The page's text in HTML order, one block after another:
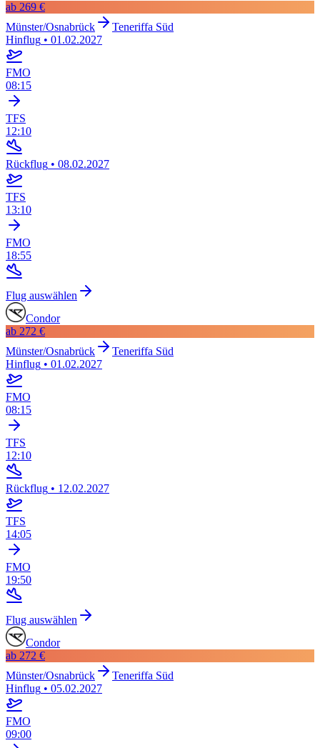
ab 269 €
Münster/Osnabrück
Teneriffa Süd
Hinflug • 01.02.2027
FMO
08:15
TFS
12:10
Rückflug • 08.02.2027
TFS
13:10
FMO
18:55
Flug auswählen
Condor
ab 272 €
Münster/Osnabrück
Teneriffa Süd
Hinflug • 01.02.2027
FMO
08:15
TFS
12:10
Rückflug • 12.02.2027
TFS
14:05
FMO
19:50
Flug auswählen
Condor
ab 272 €
Münster/Osnabrück
Teneriffa Süd
Hinflug • 05.02.2027
FMO
09:00